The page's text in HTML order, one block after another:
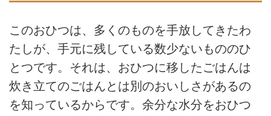
このおひつは、多くのものを手放してきたわ
たしが、手元に残している数少ないもののひ
とつです。それは、おひつに移したごはんは
炊き立てのごはんとは別のおいしさがあるの
を知っているからです。余分な水分をおひつ